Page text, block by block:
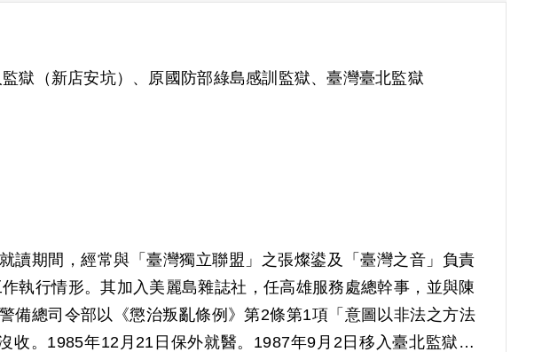
獄（新店安坑）、原國防部綠島感訓監獄、臺灣臺北監獄
讀期間，經常與「臺灣獨立聯盟」之張燦鍙及「臺灣之音」負責
執行情形。其加入美麗島雜誌社，任高雄服務處總幹事，並與陳
備總司令部以《懲治叛亂條例》第2條第1項「意圖以非法之方法
。1985年12月21日保外就醫。1987年9月2日移入臺北監獄。